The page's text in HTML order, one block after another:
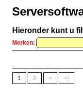
Hieronder kunt u
Merken:
1 2 > >|